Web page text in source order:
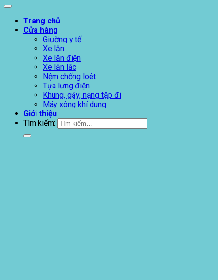
Trang chủ
Cửa hàng
Giường y tế
Xe lăn
Xe lăn điện
Xe lăn lắc
Nệm chống loét
Tựa lưng điện
Khung, gậy, nạng tập đi
Máy xông khí dung
Giới thiệu
Tìm kiếm: